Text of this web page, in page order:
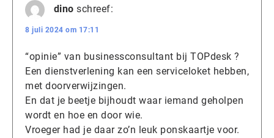
dino schreef:
8 juli 2024 om 17:11
“opinie” van businessconsultant bij TOPdesk ?
Een dienstverlening kan een serviceloket hebben,
met doorverwijzingen.
En dat je beetje bijhoudt waar iemand geholpen
wordt en hoe en door wie.
Vroeger had je daar zo’n leuk ponskaartje voor.